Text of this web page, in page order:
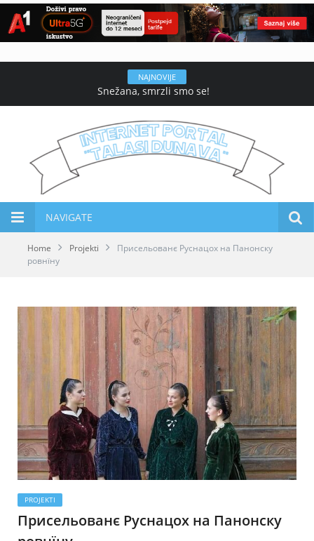
NAJNOVIJE
Snežana, smrzli smo se!
NAVIGATE
Home Projekti
Присельованє Руснацох на Панонску
ровнїну
PROJEKTI
Присельованє Руснацох на Панонску